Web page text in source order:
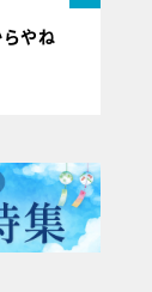
やね